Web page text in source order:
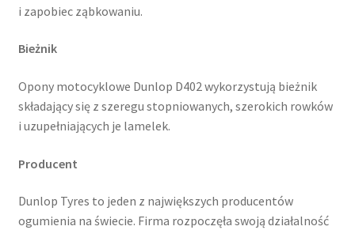
i zapobiec ząbkowaniu.
Bieżnik
Opony motocyklowe Dunlop D402 wykorzystują bieżnik
składający się z szeregu stopniowanych, szerokich rowków
i uzupełniających je lamelek.
Producent
Dunlop Tyres to jeden z największych producentów
ogumienia na świecie. Firma rozpoczęła swoją działalność